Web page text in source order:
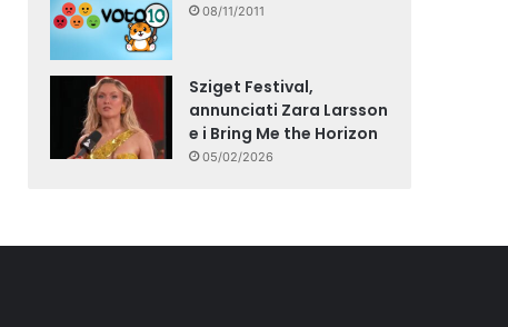
08/11/2011
Sziget Festival,
annunciati Zara Larsson
e i Bring Me the Horizon
05/02/2026